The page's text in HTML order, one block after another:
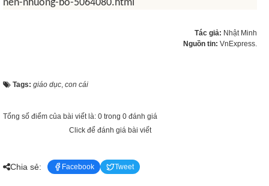
nen-nhuong-bo-5064080.html
Tác giả: Nhật Minh
Nguồn tin: VnExpress.
Tags: giáo dục, con cái
Tổng số điểm của bài viết là: 0 trong 0 đánh giá
Click để đánh giá bài viết
Chia sẻ: Facebook Tweet